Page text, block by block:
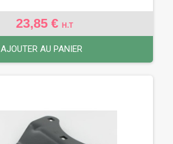
23,85 € H.T
AJOUTER AU PANIER